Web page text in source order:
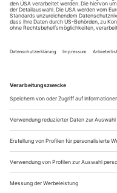
Schreibend über Musik
Das hat er uns immer
sensibel, unbestechlich:
Es war ein milder
saßen in einem
Skateboard-Fahrer
es roch nach Verkehr und
Geburtstag hatte, kam
Oswald, seine
nie...